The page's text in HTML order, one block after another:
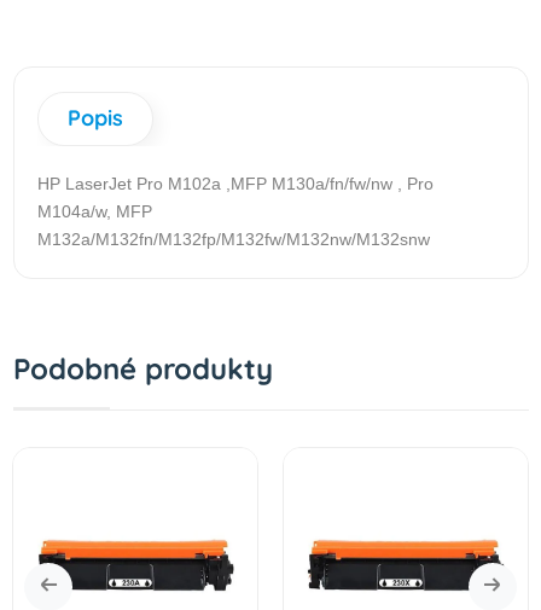
Popis
HP LaserJet Pro M102a ,MFP M130a/fn/fw/nw , Pro
M104a/w, MFP
M132a/M132fn/M132fp/M132fw/M132nw/M132snw
Podobné produkty